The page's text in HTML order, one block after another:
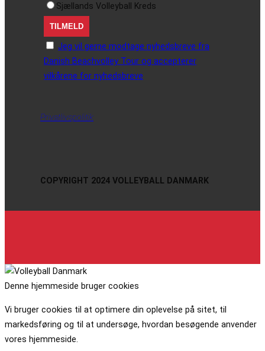
Sjællands Volleyball Kreds
Jeg vil gerne modtage nyhedsbreve fra
Danish Beachvolley Tour og accepterer
vilkårene for nyhedsbreve
Privatlivspolitik
COPYRIGHT 2024 VOLLEYBALL DANMARK
Denne hjemmeside bruger cookies
Vi bruger cookies til at optimere din oplevelse på sitet, til
markedsføring og til at undersøge, hvordan besøgende anvender
vores hjemmeside.